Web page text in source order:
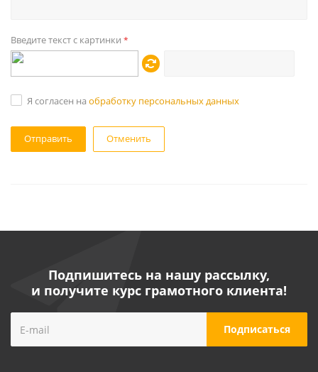
Введите текст с картинки *
Я согласен на обработку персональных данных
Отменить
Подпишитесь на нашу рассылку,
и получите курс грамотного клиента!